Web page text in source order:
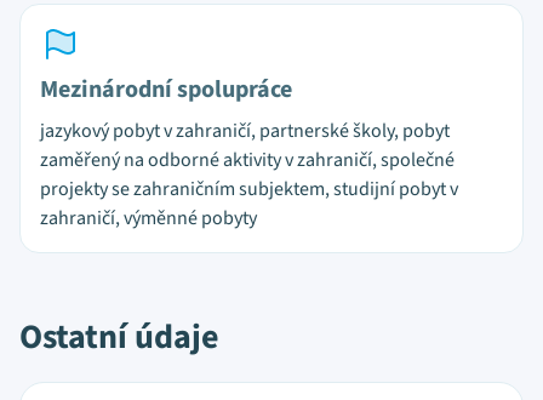
Mezinárodní spolupráce
jazykový pobyt v zahraničí, partnerské školy, pobyt
zaměřený na odborné aktivity v zahraničí, společné
projekty se zahraničním subjektem, studijní pobyt v
zahraničí, výměnné pobyty
Ostatní údaje